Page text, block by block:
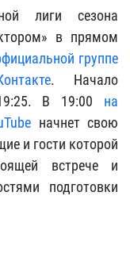
лиги сезона
в прямом
группе
. Начало
В 19:00 на
начнет свою
и гости которой
встрече и
подготовки